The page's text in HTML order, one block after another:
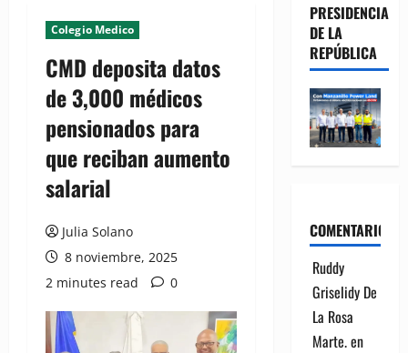
Colegio Medico
CMD deposita datos
de 3,000 médicos
pensionados para
que reciban aumento
salarial
Julia Solano
8 noviembre, 2025
2 minutes read
0
PRESIDENCIA
DE LA
REPÚBLICA
COMENTARIOS
Ruddy
Griselidy De
La Rosa
Marte.en